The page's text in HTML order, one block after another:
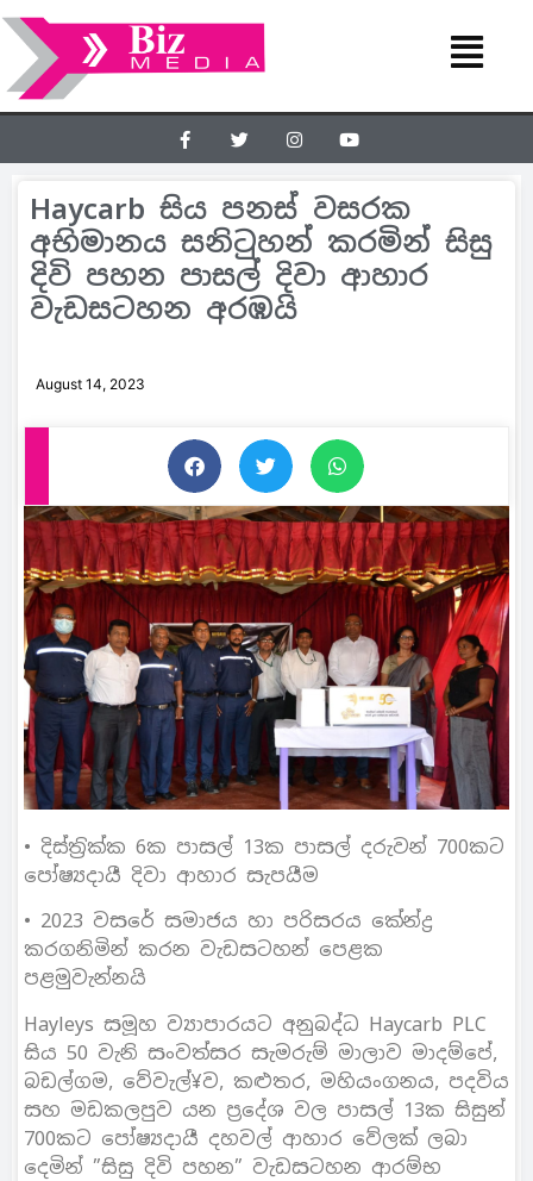
Haycarb සිය පනස් වසරක
අභිමානය සනිටුහන් කරමින් සිසු
දිවි පහන පාසල් දිවා ආහාර
වැඩසටහන අරඹයි
August 14, 2023
• දිස්ත‍්‍රික්ක 6ක පාසල් 13ක පාසල් දරුවන් 700කට
පෝෂ්‍යදායී දිවා ආහාර සැපයීම
• 2023 වසරේ සමාජය හා පරිසරය කේන්ද්‍ර
කරගනිමින් කරන වැඩසටහන් පෙළක
පළමුවැන්නයි
Hayleys සමූහ ව්‍යාපාරයට අනුබද්ධ Haycarb PLC
සිය 50 වැනි සංවත්සර සැමරුම් මාලාව මාදම්පේ,
බඩල්ගම, වේවැල්¥ව, කළුතර, මහියංගනය, පදවිය
සහ මඩකලපුව යන ප‍්‍රදේශ වල පාසල් 13ක සිසුන්
700කට පෝෂ්‍යදායී දහවල් ආහාර වේලක් ලබා
දෙමින් ”සිසු දිවි පහන” වැඩසටහන ආරම්භ